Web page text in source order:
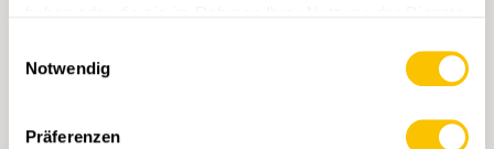
Notwendig
Präferenzen